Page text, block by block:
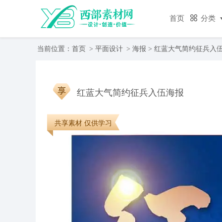
首页 分类
当前位置： 首页 > 平面设计 > 海报 > 红蓝大气简约征兵入
红蓝大气简约征兵入伍海报
共享素材 仅供学习